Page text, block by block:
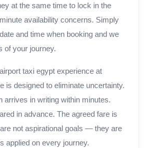
at the same time to lock in the
availability concerns. Simply
and time when booking and we
of your journey.
taxi egypt experience at
is designed to eliminate uncertainty.
arrives in writing within minutes.
in advance. The agreed fare is
not aspirational goals — they are
applied on every journey.